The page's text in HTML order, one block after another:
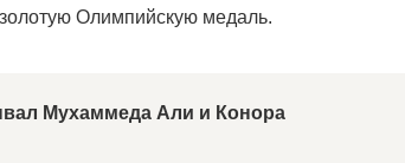
Олимпийскую медаль.
Мухаммеда Али и Конора